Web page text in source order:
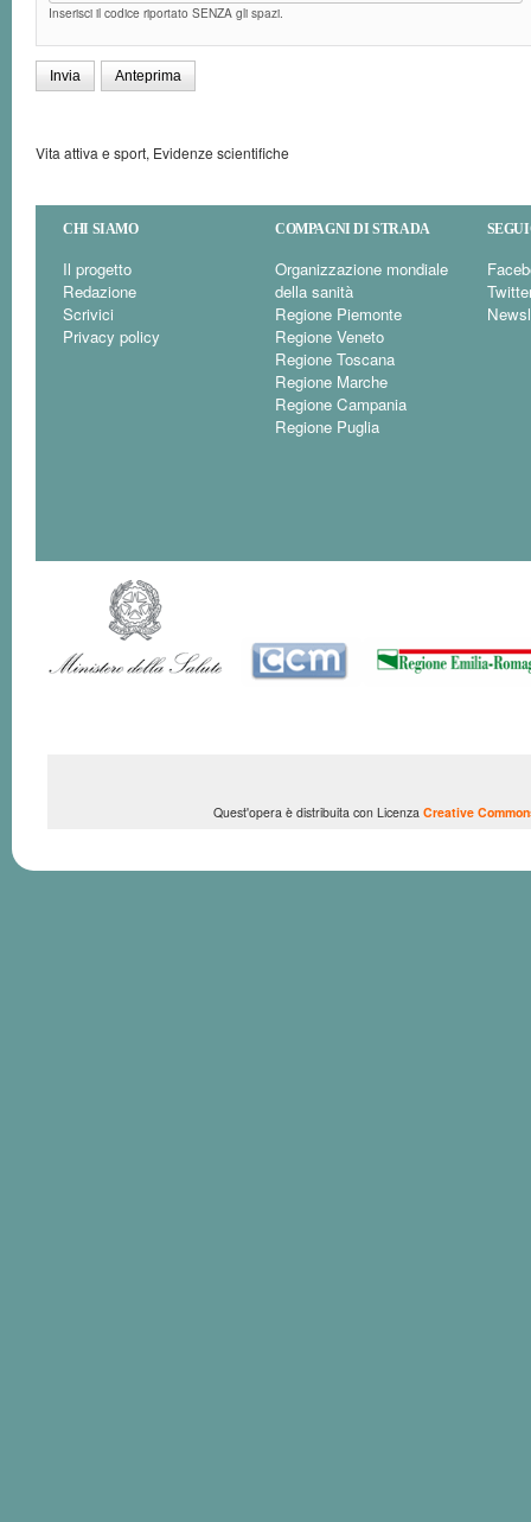
Inserisci il codice riportato SENZA gli spazi.
Vita attiva e sport, Evidenze scientifiche
CHI SIAMO
Il progetto
Redazione
Scrivici
Privacy policy
COMPAGNI DI STRADA
Organizzazione mondiale
della sanità
Regione Piemonte
Regione Veneto
Regione Toscana
Regione Marche
Regione Campania
Regione Puglia
Quest'opera è distribuita con Licenza Creative